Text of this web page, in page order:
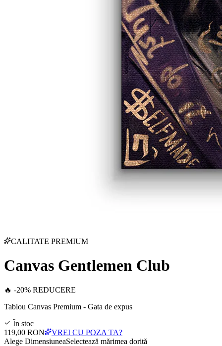
CALITATE PREMIUM
Canvas Gentlemen Club
🔥 -20% REDUCERE
Tablou Canvas Premium - Gata de expus
În stoc
119,00 RON
VREI CU POZA TA?
Alege DimensiuneaSelectează mărimea dorită